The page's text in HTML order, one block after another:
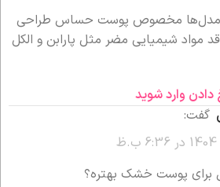
مدل‌ها مخصوص پوست حساس طراحی
مواد شیمیایی مضر مثل پارابن و الکل
دادن وارد شوید
گفت:
برای پوست خشک بهتره؟